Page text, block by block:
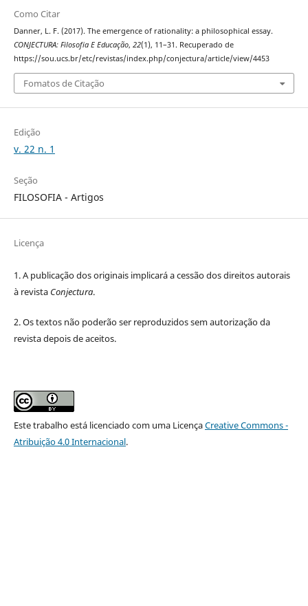
Como Citar
Danner, L. F. (2017). The emergence of rationality: a philosophical essay.
CONJECTURA: Filosofia E Educação, 22(1), 11–31. Recuperado de
https://sou.ucs.br/etc/revistas/index.php/conjectura/article/view/4453
Fomatos de Citação
Edição
v. 22 n. 1
Seção
FILOSOFIA - Artigos
Licença
1. A publicação dos originais implicará a cessão dos direitos autorais
à revista Conjectura.
2. Os textos não poderão ser reproduzidos sem autorização da
revista depois de aceitos.
Este trabalho está licenciado com uma LicençaCreative Commons -
Atribuição 4.0 Internacional.